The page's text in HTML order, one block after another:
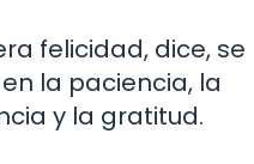
felicidad, dice, se
la paciencia, la
y la gratitud.